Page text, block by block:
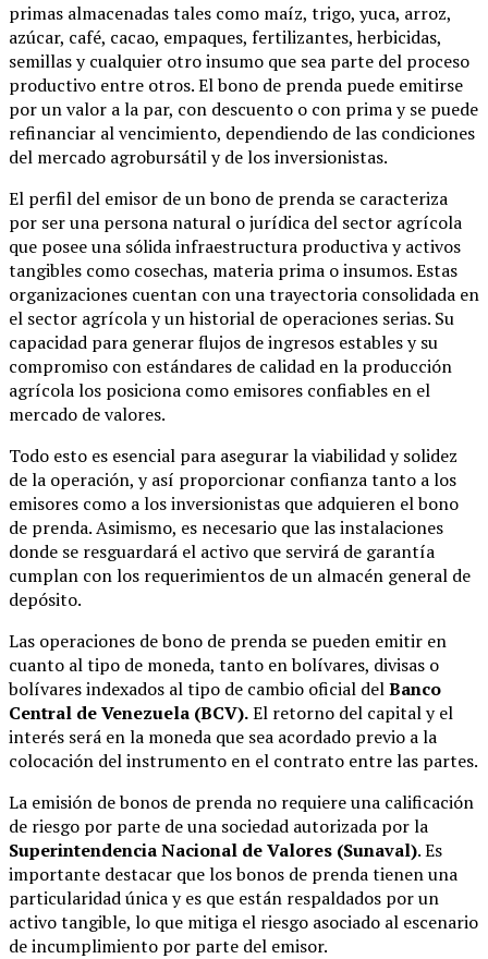
primas almacenadas tales como maíz, trigo, yuca, arroz,
azúcar, café, cacao, empaques, fertilizantes, herbicidas,
semillas y cualquier otro insumo que sea parte del proceso
productivo entre otros. El bono de prenda puede emitirse
por un valor a la par, con descuento o con prima y se puede
refinanciar al vencimiento, dependiendo de las condiciones
del mercado agrobursátil y de los inversionistas.
El perfil del emisor de un bono de prenda se caracteriza
por ser una persona natural o jurídica del sector agrícola
que posee una sólida infraestructura productiva y activos
tangibles como cosechas, materia prima o insumos. Estas
organizaciones cuentan con una trayectoria consolidada en
el sector agrícola y un historial de operaciones serias. Su
capacidad para generar flujos de ingresos estables y su
compromiso con estándares de calidad en la producción
agrícola los posiciona como emisores confiables en el
mercado de valores.
Todo esto es esencial para asegurar la viabilidad y solidez
de la operación, y así proporcionar confianza tanto a los
emisores como a los inversionistas que adquieren el bono
de prenda. Asimismo, es necesario que las instalaciones
donde se resguardará el activo que servirá de garantía
cumplan con los requerimientos de un almacén general de
depósito.
Las operaciones de bono de prenda se pueden emitir en
cuanto al tipo de moneda, tanto en bolívares, divisas o
bolívares indexados al tipo de cambio oficial delBanco
Central de Venezuela (BCV).El retorno del capital y el
interés será en la moneda que sea acordado previo a la
colocación del instrumento en el contrato entre las partes.
La emisión de bonos de prenda no requiere una calificación
de riesgo por parte de una sociedad autorizada por la
Superintendencia Nacional de Valores (Sunaval). Es
importante destacar que los bonos de prenda tienen una
particularidad única y es que están respaldados por un
activo tangible, lo que mitiga el riesgo asociado al escenario
de incumplimiento por parte del emisor.